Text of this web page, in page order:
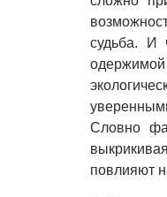
судьба. И
Словно
повлияют